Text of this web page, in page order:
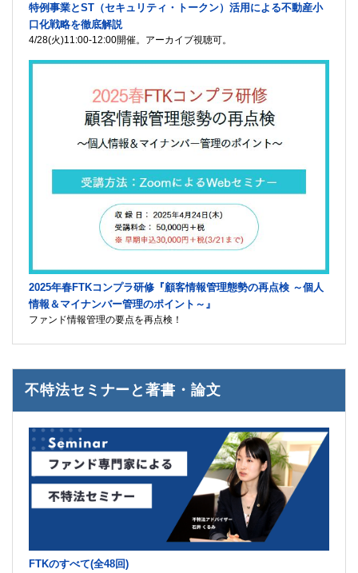
特例事業とST（セキュリティ・トークン）活用による不動産小
口化戦略を徹底解説
4/28(火)11:00-12:00開催。アーカイブ視聴可。
2025年春FTKコンプラ研修『顧客情報管理態勢の再点検 ～個人
情報＆マイナンバー管理のポイント～』
ファンド情報管理の要点を再点検！
不特法セミナーと著書・論文
FTKのすべて(全48回)